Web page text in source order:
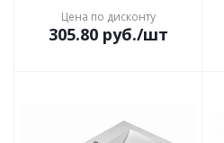
Цена по дисконту
305.80руб./шт